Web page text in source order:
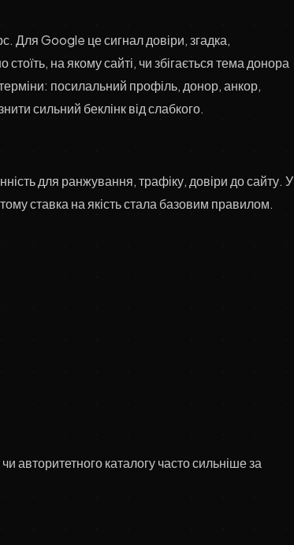
Для Google це сигнал довіри, згадка,
на якому сайті, чи збігається тема донора
посилальний профіль, донор, анкор,
сильний беклінк від слабкого.
для ранжування, трафіку, довіри до сайту. У
ставка на якість стала базовим правилом.
авторитетного каталогу часто сильніше за